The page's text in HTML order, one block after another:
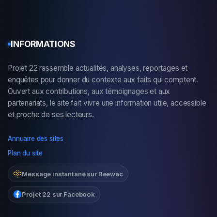
INFORMATIONS
Projet 22 rassemble actualités, analyses, reportages et
enquêtes pour donner du contexte aux faits qui comptent.
Ouvert aux contributions, aux témoignages et aux
partenariats, le site fait vivre une information utile, accessible
et proche de ses lecteurs.
Annuaire des sites
Plan du site
Message instantané sur Beewac
Projet 22 sur Facebook